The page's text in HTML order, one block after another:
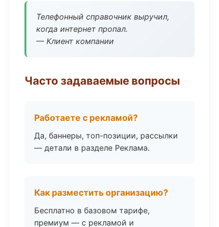
Телефонный справочник выручил,
когда интернет пропал.
— Клиент компании
Часто задаваемые вопросы
Работаете с рекламой?
Да, баннеры, топ-позиции, рассылки
— детали в разделе Реклама.
Как разместить организацию?
Бесплатно в базовом тарифе,
премиум — с рекламой и